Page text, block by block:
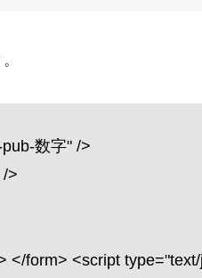
数字" />
/>
</form> <script